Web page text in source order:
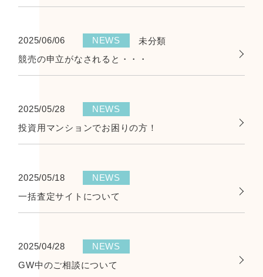
2025/06/06 NEWS
未分類
競売の申立がなされると・・・
2025/05/28
NEWS
投資用マンションでお困りの方！
2025/05/18
NEWS
一括査定サイトについて
2025/04/28
NEWS
GW中のご相談について